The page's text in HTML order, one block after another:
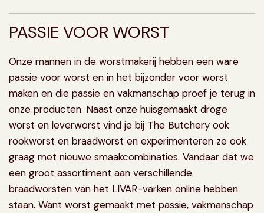
PASSIE VOOR WORST
Onze mannen in de worstmakerij hebben een ware
passie voor worst en in het bijzonder voor worst
maken en die passie en vakmanschap proef je terug in
onze producten. Naast onze huisgemaakt droge
worst en leverworst vind je bij The Butchery ook
rookworst en braadworst en experimenteren ze ook
graag met nieuwe smaakcombinaties. Vandaar dat we
een groot assortiment aan verschillende
braadworsten van het LIVAR-varken online hebben
staan. Want worst gemaakt met passie, vakmanschap